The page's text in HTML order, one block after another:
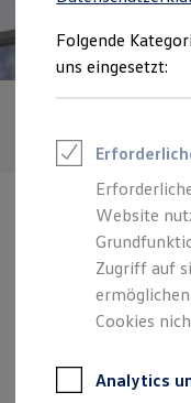
Leasing
Finanzierung
Kfz-
Verantwortlich für die
Bauschatz RV GmbH
Zentrale
Folgende
uns eingesetzt:
Website
Zugriff auf
Cookies
Analytics